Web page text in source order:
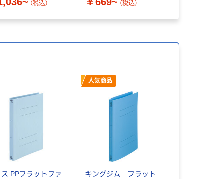
（税込） （税込）
PPフラットファ
人気商品
キングジム フラット